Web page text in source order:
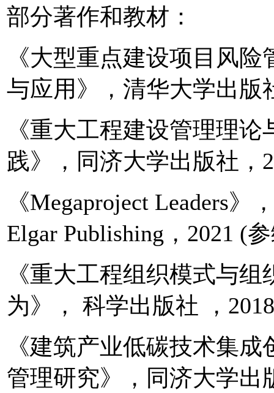
部分著作和教材：
《大型重点建设项目风险
与应用》，清华大学出版
《重大工程建设管理理论
践》，同济大学出版社，
《Megaproject Leaders》
Elgar Publishing，2021 (
《重大工程组织模式与组
为》， 科学出版社 ，2018
《建筑产业低碳技术集成
管理研究》，同济大学出